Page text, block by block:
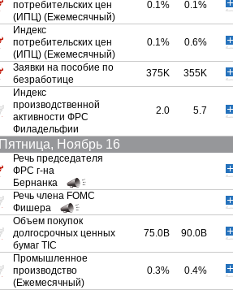
потребительских цен
(ИПЦ) (Ежемесячный)
0.1% 0.1%
Индекс
потребительских цен
(ИПЦ) (Ежемесячный)
0.1% 0.6%
Заявки на пособие по
безработице
375K 355K
Индекс
производственной
активности ФРС
Филадельфии
2.0 5.7
Пятница, Ноябрь 16
Речь председателя
ФРС г-на
Бернанка
Речь члена FOMC
Фишера
Объем покупок
долгосрочных ценных
бумаг TIC
75.0B 90.0B
Промышленное
производство
(Ежемесячный)
0.3% 0.4%